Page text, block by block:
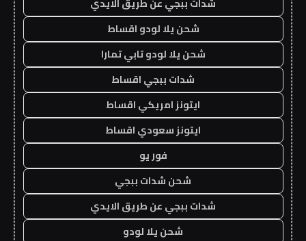
شحن يلا لودو اقساط
شحن يلا لودو تابي تمارا
شدات ببجي اقساط
ايتونز امريكي اقساط
ايتونز سعودي اقساط
فور يو
شحن شدات ببجي
شدات ببجي عن طريق الايدي
شحن يلا لودو